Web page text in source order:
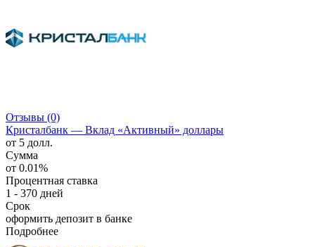
Отзывы (0)
Кристалбанк — Вклад «Активный» доллары
от 5 долл.
Сумма
от 0.01%
Процентная ставка
1 - 370 дней
Срок
оформить депозит в банке
Подробнее